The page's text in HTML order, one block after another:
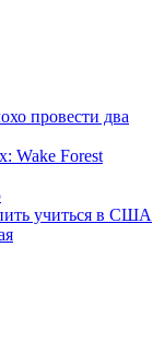
провести два
Wake Forest
учиться в США